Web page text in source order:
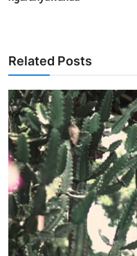
Related Posts